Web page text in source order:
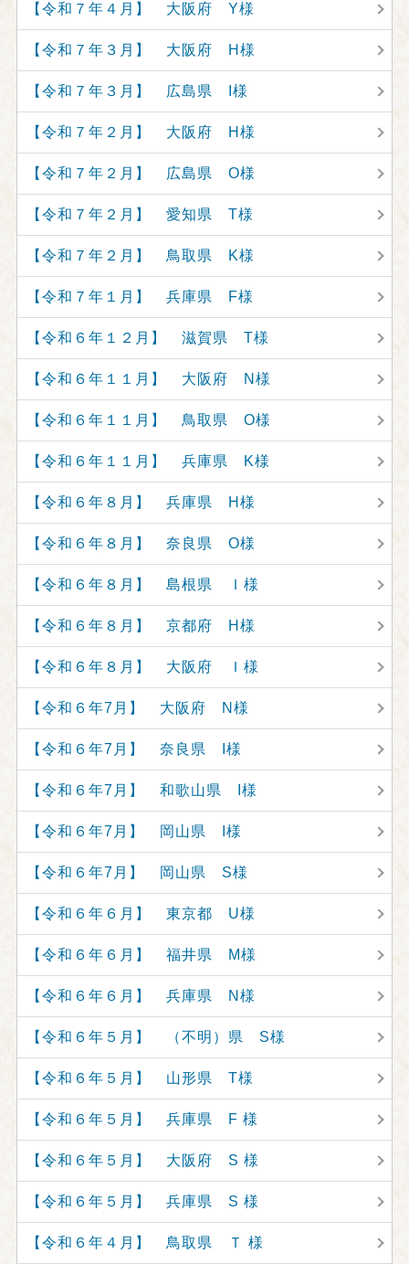
【令和７年４月】 大阪府 Y様
【令和７年３月】 大阪府 H様
【令和７年３月】 広島県 I様
【令和７年２月】 大阪府 H様
【令和７年２月】 広島県 O様
【令和７年２月】 愛知県 T様
【令和７年２月】 鳥取県 K様
【令和７年１月】 兵庫県 F様
【令和６年１２月】 滋賀県 T様
【令和６年１１月】 大阪府 N様
【令和６年１１月】 鳥取県 O様
【令和６年１１月】 兵庫県 K様
【令和６年８月】 兵庫県 H様
【令和６年８月】 奈良県 O様
【令和６年８月】 島根県 Ｉ様
【令和６年８月】 京都府 H様
【令和６年８月】 大阪府 Ｉ様
【令和６年7月】 大阪府 N様
【令和６年7月】 奈良県 I様
【令和６年7月】 和歌山県 I様
【令和６年7月】 岡山県 I様
【令和６年7月】 岡山県 S様
【令和６年６月】 東京都 U様
【令和６年６月】 福井県 M様
【令和６年６月】 兵庫県 N様
【令和６年５月】 （不明）県 S様
【令和６年５月】 山形県 T様
【令和６年５月】 兵庫県 F 様
【令和６年５月】 大阪府 S 様
【令和６年５月】 兵庫県 S 様
【令和６年４月】 鳥取県 Ｔ 様